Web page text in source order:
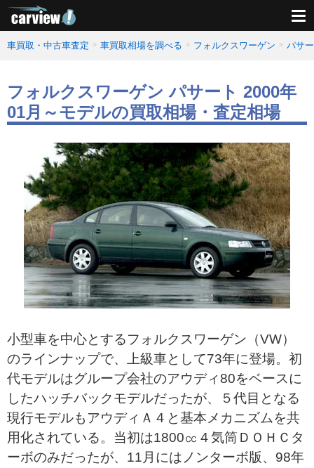
車買取・中古車査定 車買取相場を調べる フォルクスワーゲン パサ
フォルクスワーゲン パサート 2000年
01月～モデルの買取相場・査定相場
小型車を中心とするフォルクスワーゲン（VW）
のラインナップで、上級車として73年に登場。初
代モデルはグループ会社のアウディ80をベースに
したハッチバックモデルだったが、５代目となる
現行モデルもアウディＡ４と基本メカニズムを共
用化されている。当初は1800㏄４気筒ＤＯＨＣタ
ーボのみだったが、11月にはノンターボ版、98年